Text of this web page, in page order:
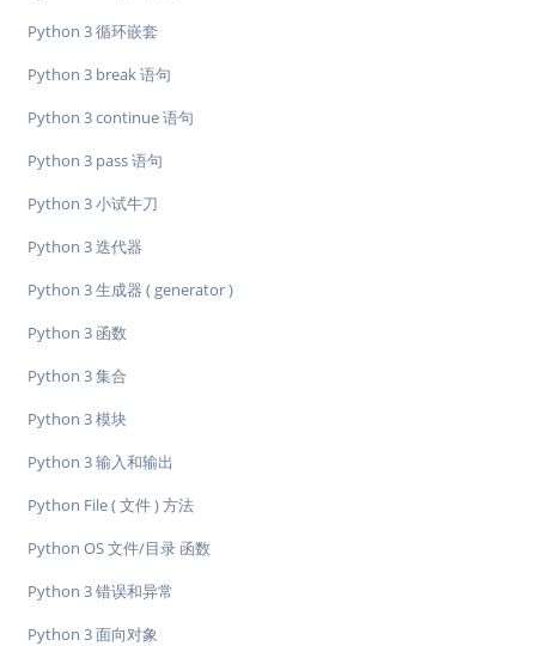
Python 3 循环嵌套
Python 3 break 语句
Python 3 continue 语句
Python 3 pass 语句
Python 3 小试牛刀
Python 3 迭代器
Python 3 生成器 ( generator )
Python 3 函数
Python 3 集合
Python 3 模块
Python 3 输入和输出
Python File ( 文件 ) 方法
Python OS 文件/目录 函数
Python 3 错误和异常
Python 3 面向对象